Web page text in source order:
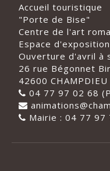
Accueil touristique
"Porte de Bise"
Centre de l'art
Espace
Ouverture d'avril à
26 rue Bégonnet
42600 CHAMPDIEU
04 77 97 02 68
Mairie : 04 77